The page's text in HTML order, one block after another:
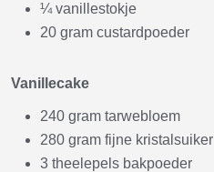
¼ vanillestokje
20 gram custardpoeder
Vanillecake
240 gram tarwebloem
280 gram fijne kristalsuiker
3 theelepels bakpoeder